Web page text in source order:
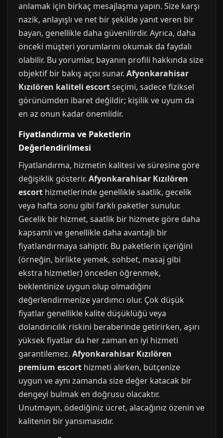
anlamak için birkaç mesajlaşma yapın. Size karşı
nazik, anlayışlı ve net bir şekilde yanıt veren bir
bayan, genellikle daha güvenilirdir. Ayrıca, daha
önceki müşteri yorumlarını okumak da faydalı
olabilir. Bu yorumlar, bayanın profili hakkında size
objektif bir bakış açısı sunar. Afyonkarahisar
Kızılören kaliteli escortseçimi, sadece fiziksel
görünümden ibaret değildir; kişilik ve uyum da
en az onun kadar önemlidir.
Fiyatlandırma ve Paketlerin
Değerlendirilmesi
Fiyatlandırma, hizmetin kalitesi ve süresine göre
değişiklik gösterir. Afyonkarahisar Kızılören
escort hizmetlerinde genellikle saatlik, gecelik
veya hafta sonu gibi farklı paketler sunulur.
Gecelik bir hizmet, saatlik bir hizmete göre daha
kapsamlı ve genellikle daha avantajlı bir
fiyatlandırmaya sahiptir. Bu paketlerin içeriğini
(örneğin, birlikte yemek, sohbet, masaj gibi
ekstra hizmetler) önceden öğrenmek,
beklentinize uygun olup olmadığını
değerlendirmenize yardımcı olur. Çok düşük
fiyatlar genellikle kalite düşüklüğü veya
dolandırıcılık riskini beraberinde getirirken, aşırı
yüksek fiyatlar da her zaman en iyi hizmeti
garantilemez. Afyonkarahisar Kızılören
premium escort hizmeti alırken, bütçenize
uygun ve aynı zamanda size değer katacak bir
dengeyi bulmak en doğrusu olacaktır.
Unutmayın, ödediğiniz ücret, alacağınız özenin ve
kalitenin bir yansımasıdır.